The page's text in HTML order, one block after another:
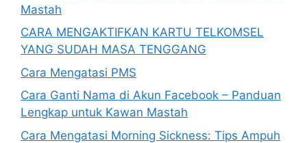
Mastah
CARA MENGAKTIFKAN KARTU TELKOMSEL
YANG SUDAH MASA TENGGANG
Cara Mengatasi PMS
Cara Ganti Nama di Akun Facebook – Panduan
Lengkap untuk Kawan Mastah
Cara Mengatasi Morning Sickness: Tips Ampuh